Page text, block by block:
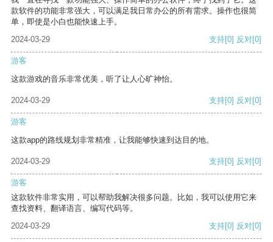
款软件的功能非常强大，可以满足我日常办公的所有需求。操作也很简
单，即使是小白也能快速上手。
2024-03-29
支持[0] 反对[0]
游客
这款游戏的音乐非常优美，听了让人心旷神怡。
2024-03-29 支持[0] 反对[0]
游客
这款app的路线规划非常精准，让我能够快速到达目的地。
2024-03-29 支持[0] 反对[0]
游客
这款软件非常实用，可以帮助我解决很多问题。比如，我可以使用它来
查找资料、翻译语言、编写代码等。
2024-03-29
支持[0] 反对[0]